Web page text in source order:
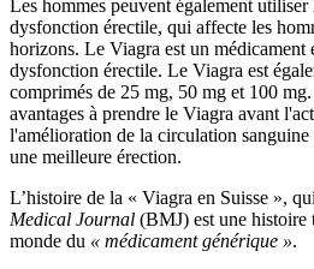
Les hommes peuvent également
dysfonction érectile, qui affecte les
horizons. Le Viagra est un
dysfonction érectile. Le Viagra est
comprimés de 25 mg, 50 mg et 100
avantages à prendre le Viagra avant
l'amélioration de la circulation sanguine
une meilleure érection.
L’histoire de la « Viagra en Suisse »,
Medical Journal (BMJ) est une histoire
monde du « médicament générique ».